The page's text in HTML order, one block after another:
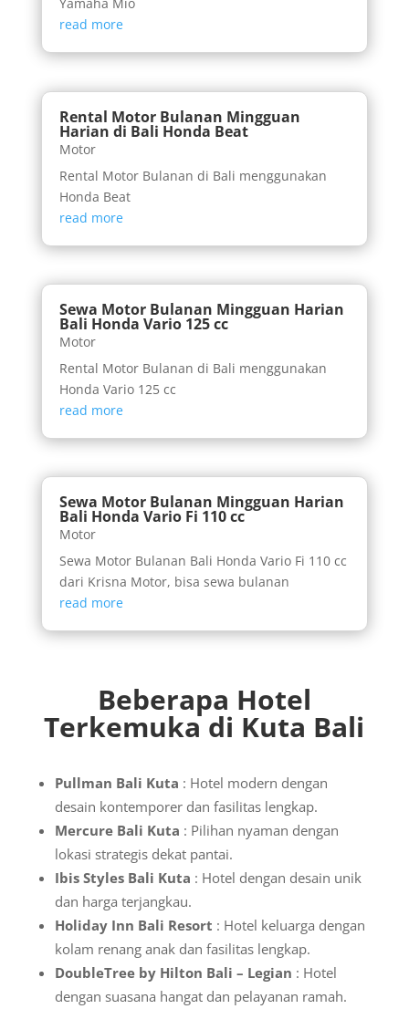
read more
Rental Motor Bulanan Mingguan
Harian di Bali Honda Beat
Motor
Rental Motor Bulanan di Bali menggunakan
Honda Beat
read more
Sewa Motor Bulanan Mingguan Harian
Bali Honda Vario 125 cc
Motor
Rental Motor Bulanan di Bali menggunakan
Honda Vario 125 cc
read more
Sewa Motor Bulanan Mingguan Harian
Bali Honda Vario Fi 110 cc
Motor
Sewa Motor Bulanan Bali Honda Vario Fi 110 cc
dari Krisna Motor, bisa sewa bulanan
read more
Beberapa Hotel
Terkemuka di Kuta Bali
Pullman Bali Kuta : Hotel modern dengan
desain kontemporer dan fasilitas lengkap.
Mercure Bali Kuta : Pilihan nyaman dengan
lokasi strategis dekat pantai.
Ibis Styles Bali Kuta : Hotel dengan desain unik
dan harga terjangkau.
Holiday Inn Bali Resort : Hotel keluarga dengan
kolam renang anak dan fasilitas lengkap.
DoubleTree by Hilton Bali – Legian : Hotel
dengan suasana hangat dan pelayanan ramah.